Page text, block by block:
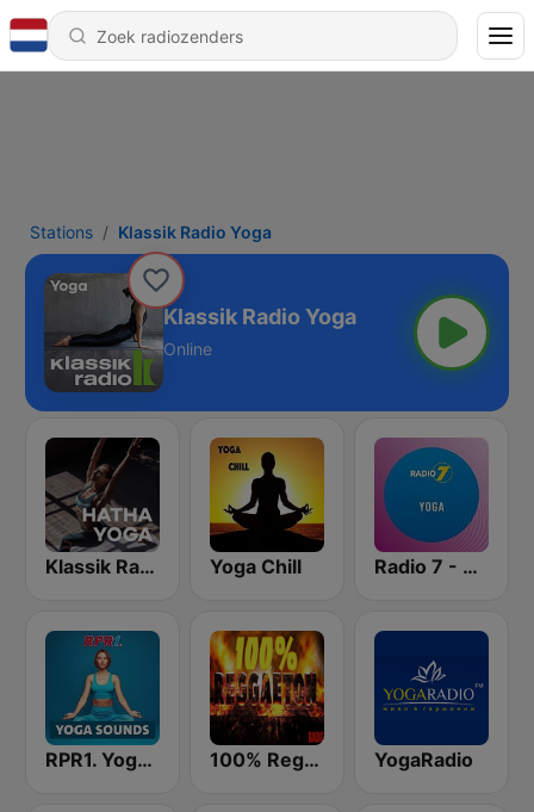
Stations Klassik Radio Yoga
Klassik Radio Yoga
Online
Klassik Radio Hatha Yoga Yoga Chill Radio 7 - Yoga
RPR1. Yoga Sounds 100% Reggaeton Radio YogaRadio